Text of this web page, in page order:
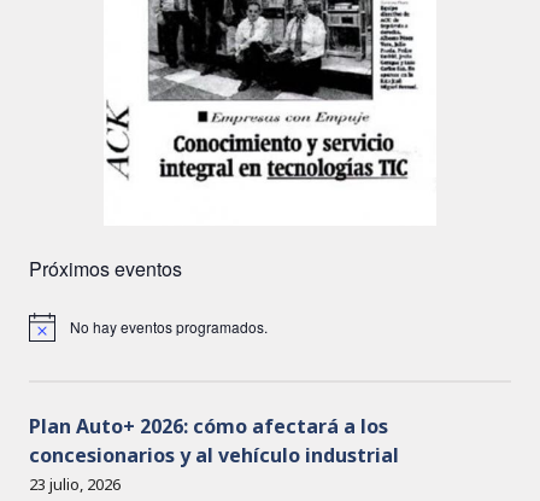
Próximos eventos
No hay eventos programados.
Plan Auto+ 2026: cómo afectará a los
concesionarios y al vehículo industrial
23 julio, 2026